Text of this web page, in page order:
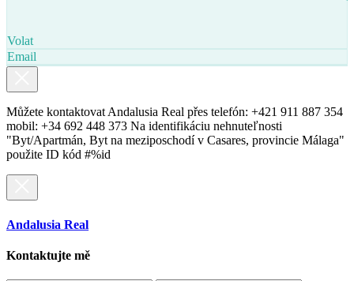
Volat
Email
Můžete kontaktovat Andalusia Real přes telefón: +421 911 887 354
mobil: +34 692 448 373 Na identifikáciu nehnuteľnosti
"Byt/Apartmán, Byt na meziposchodí v Casares, provincie Málaga"
použite ID kód #%id
Andalusia Real
Kontaktujte mě